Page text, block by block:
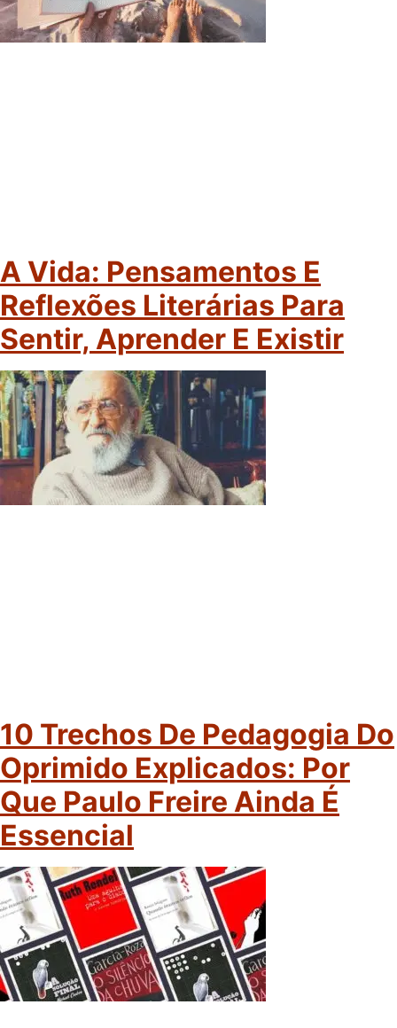
A Vida: Pensamentos E
Reflexões Literárias Para
Sentir, Aprender E Existir
10 Trechos De Pedagogia Do
Oprimido Explicados: Por
Que Paulo Freire Ainda É
Essencial